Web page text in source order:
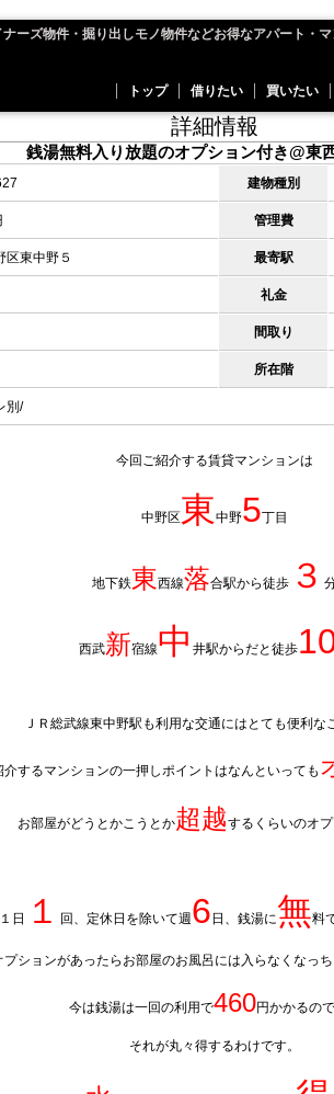
ーズ物件・掘り出しモノ物件などお得なアパート・
トップ 借りたい 買いたい
詳細情報
銭湯無料入り放題のオプション付き@東
建物種別
管理費
区東中野５ 最寄駅
礼金
間取り
所在階
別/
今回ご紹介する賃貸マンションは
中野区東中野5丁目
地下鉄東西線落合駅から徒歩 ３
西武新宿線中 井駅からだと徒歩
ＪＲ総武線東中野駅も利用な交通にはとても便利な
介するマンションの一押しポイントはなんといっても
お部屋がどうとかこうとか超越するくらいのオプ
日 １ 回、定休日を除いて週6 日、銭湯に無料
プションがあったらお部屋のお風呂には入らなくなっち
今は銭湯は一回の利用で460円かかるの
それが丸々得するわけです。